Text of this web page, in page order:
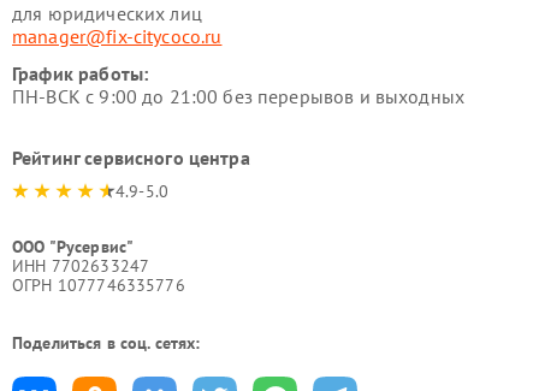
для юридических лиц
manager@fix-citycoco.ru
График работы:
ПН-ВСК с 9:00 до 21:00 без перерывов и выходных
Рейтинг сервисного центра
4.9-5.0
ООО "Русервис"
ИНН 7702633247
ОГРН 1077746335776
Поделиться в соц. сетях: